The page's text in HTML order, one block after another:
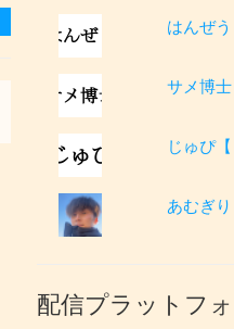
はんぜう
サメ博士
じゅぴ【
あむぎり
配信プラットフ